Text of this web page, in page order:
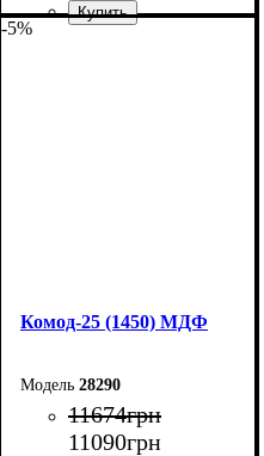
-5%
Комод-25 (1450) МДФ
28290
11674грн
11090грн